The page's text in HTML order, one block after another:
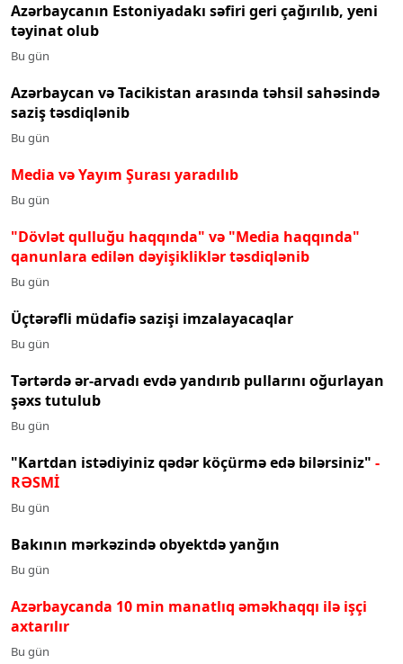
Azərbaycanın Estoniyadakı səfiri geri çağırılıb, yeni
təyinat olub
Bu gün
Azərbaycan və Tacikistan arasında təhsil sahəsində
saziş təsdiqlənib
Bu gün
Media və Yayım Şurası yaradılıb
Bu gün
"Dövlət qulluğu haqqında" və "Media haqqında"
qanunlara edilən dəyişikliklər təsdiqlənib
Bu gün
Üçtərəfli müdafiə sazişi imzalayacaqlar
Bu gün
Tərtərdə ər-arvadı evdə yandırıb pullarını oğurlayan
şəxs tutulub
Bu gün
"Kartdan istədiyiniz qədər köçürmə edə bilərsiniz" -
RƏSMİ
Bu gün
Bakının mərkəzində obyektdə yanğın
Bu gün
Azərbaycanda 10 min manatlıq əməkhaqqı ilə işçi
axtarılır
Bu gün